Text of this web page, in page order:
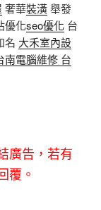
奢華裝潢舉發
優化seo優化 台
名 大禾室內設
南電腦維修 台
廣告，若有
覆。